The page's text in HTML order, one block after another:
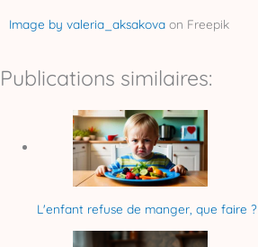
Image by valeria_aksakova on Freepik
Publications similaires:
L'enfant refuse de manger, que faire ?